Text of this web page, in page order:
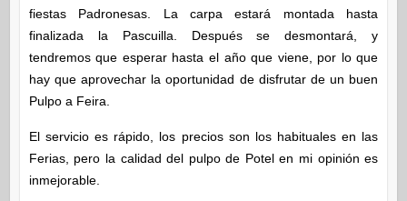
fiestas Padronesas. La carpa estará montada hasta
finalizada la Pascuilla. Después se desmontará, y
tendremos que esperar hasta el año que viene, por lo que
hay que aprovechar la oportunidad de disfrutar de un buen
Pulpo a Feira.
El servicio es rápido, los precios son los habituales en las
Ferias, pero la calidad del pulpo de Potel en mi opinión es
inmejorable.